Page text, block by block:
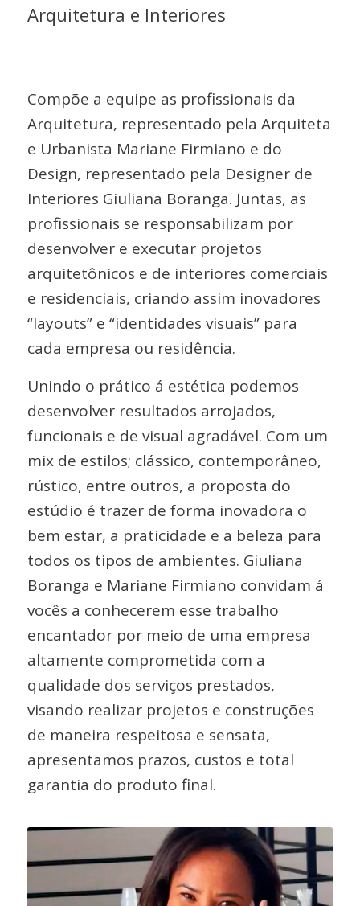
Arquitetura e Interiores
Compõe a equipe as profissionais da
Arquitetura, representado pela Arquiteta
e Urbanista Mariane Firmiano e do
Design, representado pela Designer de
Interiores Giuliana Boranga. Juntas, as
profissionais se responsabilizam por
desenvolver e executar projetos
arquitetônicos e de interiores comerciais
e residenciais, criando assim inovadores
“layouts” e “identidades visuais” para
cada empresa ou residência.
Unindo o prático á estética podemos
desenvolver resultados arrojados,
funcionais e de visual agradável. Com um
mix de estilos; clássico, contemporâneo,
rústico, entre outros, a proposta do
estúdio é trazer de forma inovadora o
bem estar, a praticidade e a beleza para
todos os tipos de ambientes. Giuliana
Boranga e Mariane Firmiano convidam á
vocês a conhecerem esse trabalho
encantador por meio de uma empresa
altamente comprometida com a
qualidade dos serviços prestados,
visando realizar projetos e construções
de maneira respeitosa e sensata,
apresentamos prazos, custos e total
garantia do produto final.